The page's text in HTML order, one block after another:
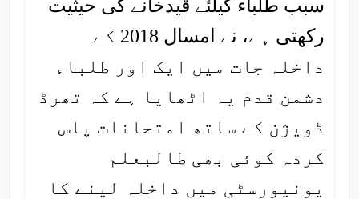
سبب طلباء کیلئے قیدخانے کی حیثیت
رکھتی ہے، نے امسال 2018 کے
داخلہ جات میں ایک اور طلباء
دشمن قدم یہ اٹھایا ہے کہ تھرڈ
ڈویژن کے ساتھ امتحانات پاس
کردہ کوئی بھی طالبعلم
یونیورسٹی میں داخلہ لینے کا